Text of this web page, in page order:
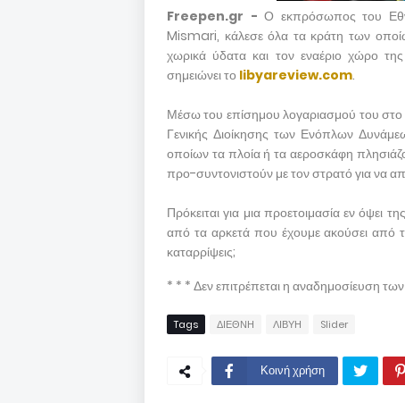
Freepen.gr - Ο εκπρόσωπος του
Mismari, κάλεσε όλα τα κράτη των
χωρικά ύδατα και τον εναέριο χώρο
σημειώνει το libyareview.com.
Μέσω του επίσημου λογαριασμού του
Γενικής Διοίκησης των Ενόπλων
οποίων τα πλοία ή τα αεροσκάφη
προ-συντονιστούν με τον στρατό για να
Πρόκειται για μια προετοιμασία εν όψει
από τα αρκετά που έχουμε ακούσει από
καταρρίψεις;
* * * Δεν επιτρέπεται η αναδημοσίευση
Tags ΔΙΕΘΝΗ ΛΙΒΥΗ Slider
Κοινή χρήση